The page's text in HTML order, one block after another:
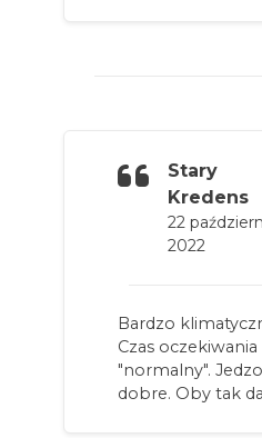
Stary
Kredens
22
2022
Bardzo
Czas
"normalny".
dobre. Oby tak